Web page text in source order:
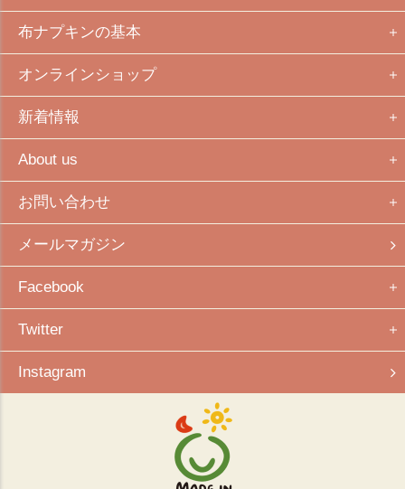
布ナプキンの基本
オンラインショップ
新着情報
About us
お問い合わせ
メールマガジン
Facebook
Twitter
Instagram